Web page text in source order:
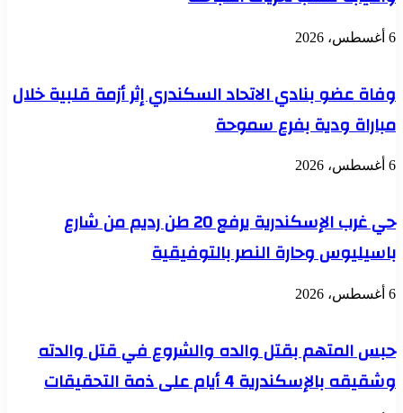
بالإسكندرية
6 أغسطس، 2026
وفاة عضو بنادي الاتحاد السكندري إثر أزمة قلبية خلال
مباراة ودية بفرع سموحة
6 أغسطس، 2026
حي غرب الإسكندرية يرفع 20 طن رديم من شارع
باسيليوس وحارة النصر بالتوفيقية
6 أغسطس، 2026
حبس المتهم بقتل والده والشروع في قتل والدته
وشقيقه بالإسكندرية 4 أيام على ذمة التحقيقات